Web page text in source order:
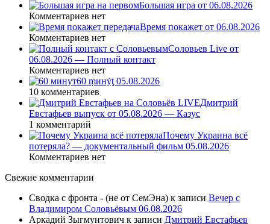
Большая игра от 06.08.2026
Комментариев нет
Время покажет от 06.08.2026
Комментариев нет
Соловьев Live от
06.08.2026 — Полный контакт
Комментариев нет
60 ṃинẏƫ 05.08.2026
10 комментариев
Дмитрий
Евстафьев выпуск от 05.08.2026 — Казус
1 комментарий
Почему Украина всё
потеряла? — документальный фильм 05.08.2026
Комментариев нет
Свежие комментарии
Сводка с фронта - (не от СемЭна) к записи Вечер с
Владимиром Соловьёвым 06.08.2026
Аркадий Зыгмунтович к записи Дмитрий Евстафьев